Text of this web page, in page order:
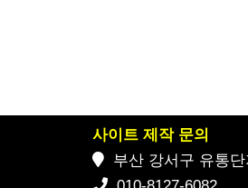
사이트 제작 문의
부산 강서구 유통